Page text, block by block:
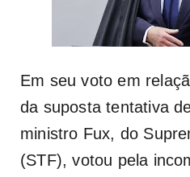
Em seu voto em
da suposta tentativa
ministro Fux, do
(STF), votou pela